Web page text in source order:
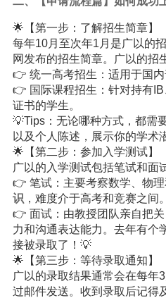
🌟【第一步：了解招生简章】
每年10月至次年1月是广以的
网发布的招生简章。广以的招
👉 统一高考招生：适用于国内
👉 国际课程招生：针对持有
证书的学生。
💡Tips：无论哪种方式，都需
以及个人陈述，展示你的学术
🌟【第二步：参加入学测试】
广以的入学测试包括笔试和面
👉 笔试：主要考察数学、物理
识 ，难度介于高考和竞赛之间。
👉 面试：由教授团队亲自把
力和沟通表达能力。去年有个
接被录取了！💡
🌟【第三步：等待录取通知】
广以的录取结果通常会在每年
过邮件发送。收到录取后记得